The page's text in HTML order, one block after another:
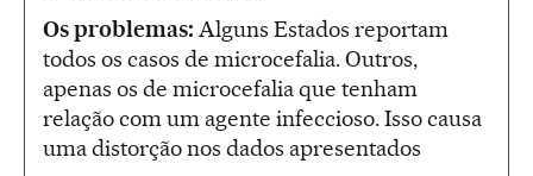
Os problemas: Alguns Estados reportam
todos os casos de microcefalia. Outros,
apenas os de microcefalia que tenham
relação com um agente infeccioso. Isso causa
uma distorção nos dados apresentados